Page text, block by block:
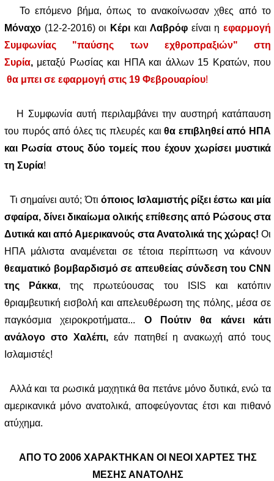
Το επόμενο βήμα, όπως το ανακοίνωσαν χθες από το
Μόναχο (12-2-2016) οι Κέρι καιΛαβρόφ είναι η εφαρμογή
Συμφωνίας "παύσης των εχθροπραξιών" στη
Συρία, μεταξύ Ρωσίας και ΗΠΑ και άλλων 15 Κρατών, που
θα μπει σε εφαρμογή στις 19 Φεβρουαρίου!
Η Συμφωνία αυτή περιλαμβάνει την αυστηρή κατάπαυση
του πυρός από όλες τις πλευρές καιθα επιβληθεί από ΗΠΑ
και Ρωσία στους δύο τομείς που έχουν χωρίσει μυστικά
τη Συρία!
Τι σημαίνει αυτό; Ότιόποιος Ισλαμιστής ρίξει έστω και μία
σφαίρα, δίνει δικαίωμα ολικής επίθεσης από Ρώσους στα
Δυτικά και από Αμερικανούς στα Ανατολικά της χώρας! Οι
ΗΠΑ μάλιστα αναμένεται σε τέτοια περίπτωση να κάνουν
θεαματικό βομβαρδισμό σε απευθείας σύνδεση του CNN
της Ράκκα, της πρωτεύουσας του ISIS και κατόπιν
θριαμβευτική εισβολή και απελευθέρωση της πόλης, μέσα σε
παγκόσμια χειροκροτήματα... Ο Πούτιν θα κάνει κάτι
ανάλογο στο Χαλέπι, εάν πατηθεί η ανακωχή από τους
Ισλαμιστές!
Αλλά και τα ρωσικά μαχητικά θα πετάνε μόνο δυτικά, ενώ τα
αμερικανικά μόνο ανατολικά, αποφεύγοντας έτσι και πιθανό
ατύχημα.
ΑΠΟ ΤΟ 2006 ΧΑΡΑΚΤΗΚΑΝ ΟΙ ΝΕΟΙ ΧΑΡΤΕΣ ΤΗΣ
ΜΕΣΗΣ ΑΝΑΤΟΛΗΣ